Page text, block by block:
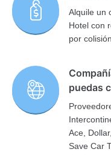
Alquile un
Hotel con
por
puedas
Ace,
Save Car